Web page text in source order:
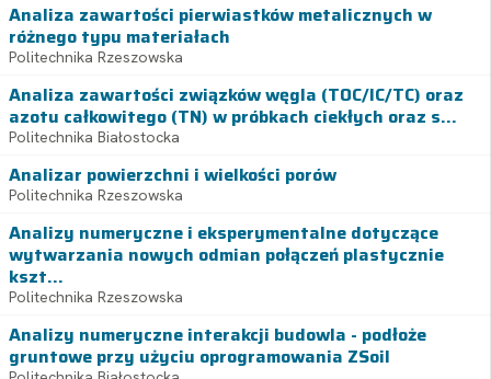
Analiza zawartości pierwiastków metalicznych w
różnego typu materiałach
Politechnika Rzeszowska
Analiza zawartości związków węgla (TOC/IC/TC) oraz
azotu całkowitego (TN) w próbkach ciekłych oraz s...
Politechnika Białostocka
Analizar powierzchni i wielkości porów
Politechnika Rzeszowska
Analizy numeryczne i eksperymentalne dotyczące
wytwarzania nowych odmian połączeń plastycznie
kszt...
Politechnika Rzeszowska
Analizy numeryczne interakcji budowla - podłoże
gruntowe przy użyciu oprogramowania ZSoil